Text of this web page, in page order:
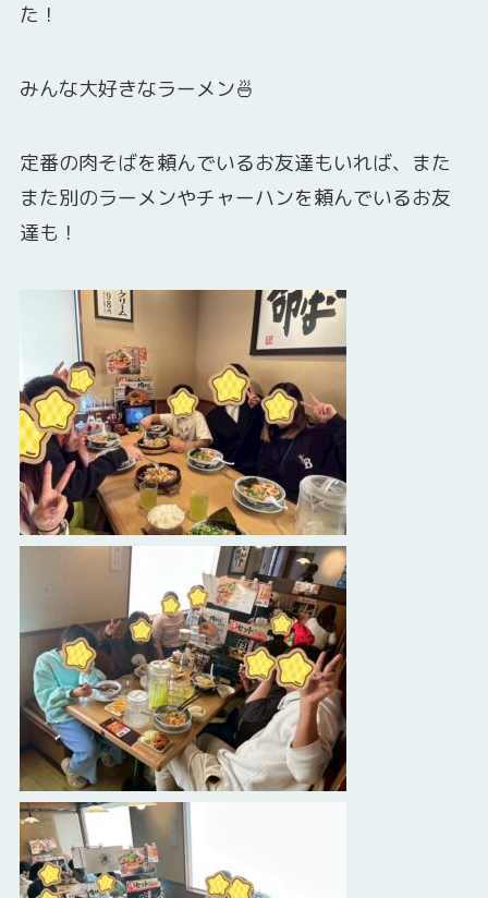
た！
みんな大好きなラーメン🍜
定番の肉そばを頼んでいるお友達もいれば、また
また別のラーメンやチャーハンを頼んでいるお友
達も！